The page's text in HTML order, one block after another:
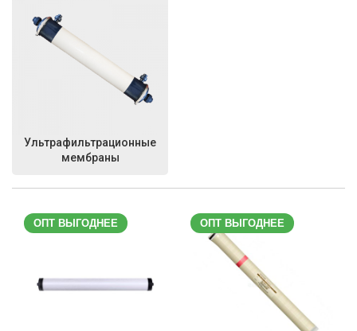
Ультрафильтрационные
мембраны
ОПТ ВЫГОДНЕЕ ОПТ ВЫГОДНЕЕ